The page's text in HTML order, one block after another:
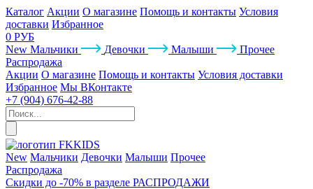
Каталог Акции О магазине Помощь и контакты Условия
доставки Избранное
0 РУБ
New Мальчики Девочки Малыши
Прочее
Распродажа
Акции О магазине Помощь и контакты Условия доставки
Избранное Мы ВКонтакте
+7 (904) 676-42-88
New Мальчики Девочки Малыши Прочее
Распродажа
Скидки до -70% в разделе РАСПРОДАЖИ